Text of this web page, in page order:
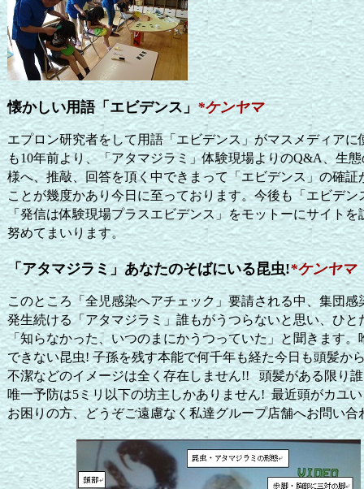
懐かしい用語「エビデンス」*ケンヤマ
エプロン研究者をして用語「エビデンス」がマスメディア
も10年前より、「アタマジラミ」体験現場よりのQ&A、生
様へ、推敲、回答を頂く中できまって「エビデンス」の確
ことが幾度かあり今日に至っております。今後も「エビデ
「発信は体験現場プラスエビデンス」をモットーにサイト
努めてまいります。
「アタマジラミ」あなたのそばにいる昆虫!*ケンヤマ
このところ「全児感染ヘアチェック」要請される中、集団
発生続ける「アタマジラミ」誰もがうつらないと思い、ひ
「知らなかった、いつのまにかうつっていた」と聞きます
できない昆虫!子孫を残す本能で何千年も経た今日も頭髪か
不潔などのイメージは全く存在しません!!頭髪がある限り
唯一予防は5ミリ以下の坊主しかありません! 最近頭がカユ
お困りの方、どうぞご遠慮なく私達グループ店舗へお問い合